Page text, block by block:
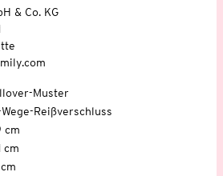
& Co. KG
Muster
Reißverschluss
cm
cm